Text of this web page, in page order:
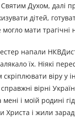
Духом, далі
дітей,
мати трагічні
напали
їх. Ніякі
віру у
вірні
і моїй родині
Христа і жили